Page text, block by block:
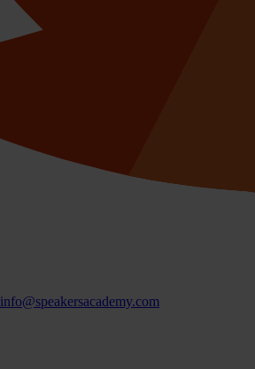
info@speakersacademy.com